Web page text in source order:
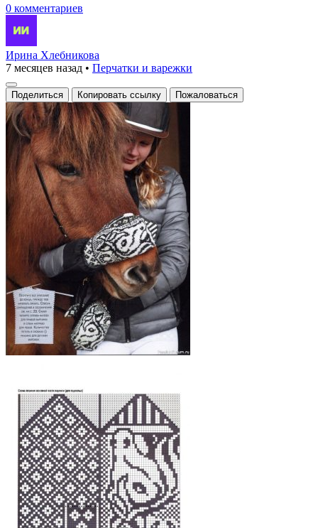
0 комментариев
Ирина Хлебникова
7 месяцев назад • Перчатки и варежки
Поделиться Копировать ссылку Пожаловаться